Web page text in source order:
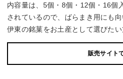
内容量は、5個・8個・12個・16個
されているので、ばらまき用にも
伊東の銘菓をお土産として選びたい
販売サイト